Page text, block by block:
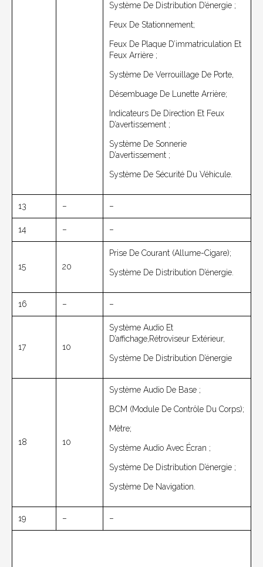
Système De Distribution D’énergie ;
Feux De Stationnement;
Feux De Plaque D’immatriculation Et
Feux Arrière ;
Système De Verrouillage De Porte,
Désembuage De Lunette Arrière;
Indicateurs De Direction Et Feux
D’avertissement ;
Système De Sonnerie
D’avertissement ;
Système De Sécurité Du Véhicule.
13 – –
14 – –
15 20
Prise De Courant (allume-Cigare);
Système De Distribution D’énergie.
16 – –
17 10
Système Audio Et
D’affichage,rétroviseur Extérieur,
Système De Distribution D’énergie
18 10
Système Audio De Base ;
BCM (module De Contrôle Du Corps);
Mètre;
Système Audio Avec Écran ;
Système De Distribution D’énergie ;
Système De Navigation.
19 – –